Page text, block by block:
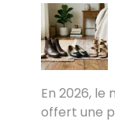
En 2026, le
offert une